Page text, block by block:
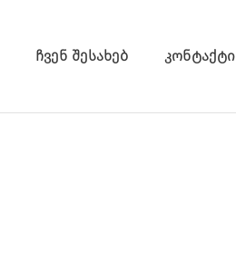
ჩვენ შესახებ კონტაქტი